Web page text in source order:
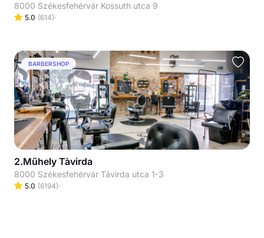
8000 Székesfehérvár Kossuth utca 9
5.0 (614)
BARBERSHOP
2.Műhely Tàvirda
8000 Székesfehérvár Távirda utca 1-3
5.0 (6194)